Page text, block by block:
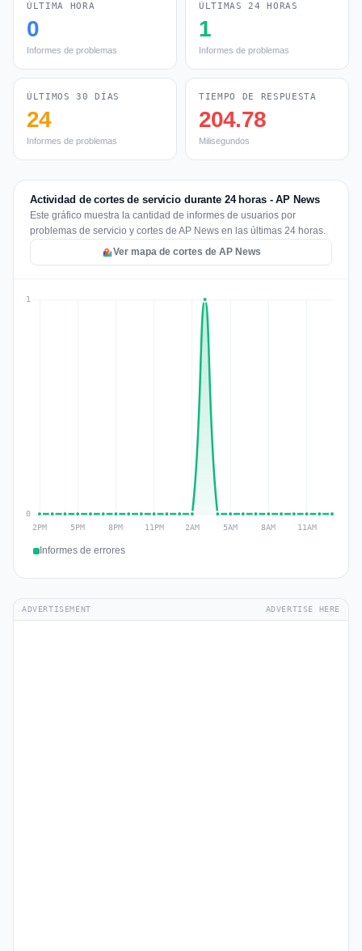
ÚLTIMA HORA
0
Informes de problemas
ÚLTIMAS 24 HORAS
1
Informes de problemas
ÚLTIMOS 30 DÍAS
24
Informes de problemas
TIEMPO DE RESPUESTA
204.78
Milisegundos
Actividad de cortes de servicio durante 24 horas - AP News
Este gráfico muestra la cantidad de informes de usuarios por
problemas de servicio y cortes de AP News en las últimas 24 horas.
Ver mapa de cortes de AP News
Informes de errores
ADVERTISEMENT ADVERTISE HERE